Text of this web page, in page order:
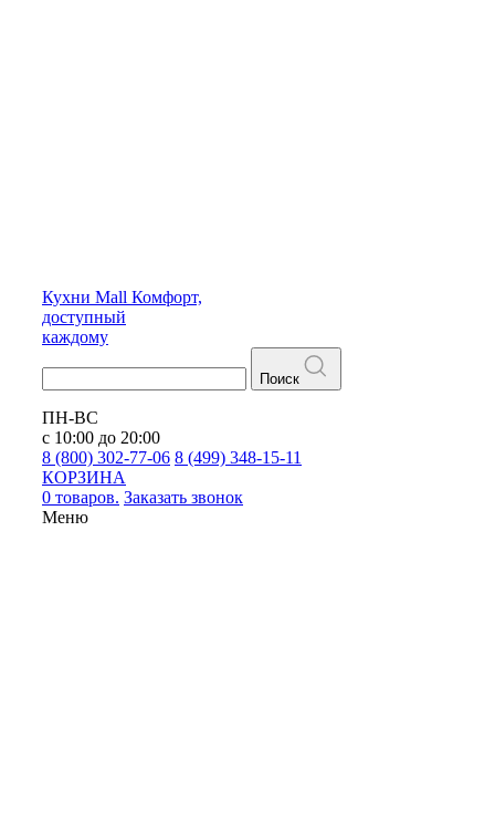
Кухни Mall Комфорт,
доступный
каждому
Поиск
ПН-ВС
с 10:00 до 20:00
8 (800) 302-77-06 8 (499) 348-15-11
КОРЗИНА
0 товаров. Заказать звонок
Меню